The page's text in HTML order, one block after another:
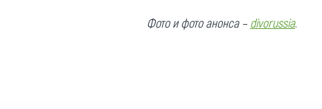
Фото и фото анонса – divorussia.